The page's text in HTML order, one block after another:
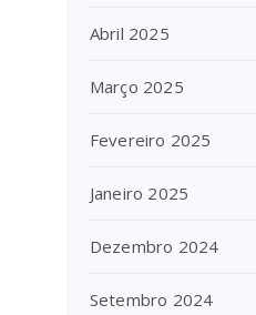
Abril 2025
Março 2025
Fevereiro 2025
Janeiro 2025
Dezembro 2024
Setembro 2024